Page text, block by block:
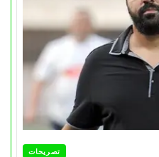
تصريحات